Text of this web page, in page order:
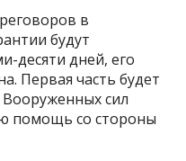
в
будут
десяти дней, его
Первая часть будет
сил
помощь со стороны